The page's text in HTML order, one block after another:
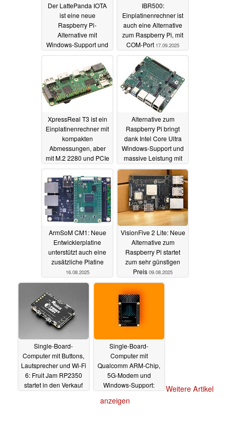
Der LattePanda IOTA
ist eine neue
Raspberry Pi-
Alternative mit
Windows-Support und
18.09.2025
IBR500:
Einplatinenrechner ist
auch eine Alternative
zum Raspberry Pi, mit
COM-Port 17.09.2025
XpressReal T3 ist ein
Einplatinenrechner mit
kompakten
Abmessungen, aber
mit M.2 2280 und PCIe
Alternative zum
Raspberry Pi bringt
dank Intel Core Ultra
Windows-Support und
massive Leistung mit
19.08.2025
ArmSoM CM1: Neue
Entwicklerplatine
unterstützt auch eine
zusätzliche Platine
16.08.2025
VisionFive 2 Lite: Neue
Alternative zum
Raspberry Pi startet
zum sehr günstigen
Preis 09.08.2025
Single-Board-
Computer mit Buttons,
Lautsprecher und Wi-Fi
6: Fruit Jam RP2350
startet in den Verkauf
Single-Board-
Computer mit
Qualcomm ARM-Chip,
5G-Modem und
Windows-Support:
in den Verkauf
Weitere Artikel
anzeigen